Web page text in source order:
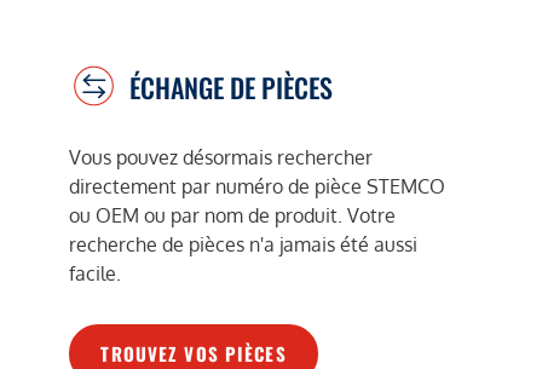
ÉCHANGE DE PIÈCES
Vous pouvez désormais rechercher
directement par numéro de pièce STEMCO
ou OEM ou par nom de produit. Votre
recherche de pièces n'a jamais été aussi
facile.
TROUVEZ VOS PIÈCES